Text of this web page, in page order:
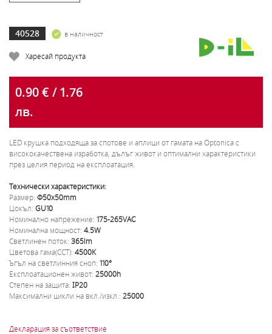
40528 в наличност
Харесай продукта
0.90 € / 1.76
лв.
LED крушка подходяща за спотове и аплици от гамата на Optonica с
висококачествена изработка, дълъг живот и оптимални характеристики
през целия период на експлоатация.
Технически характеристики:
Размер: Ф50x50mm
Цокъл: GU10
Номинално напрежение: 175-265VAC
Номинална мощност: 4.5W
Светлинен поток: 365lm
Цветова гама(CCT): 4500K
Ъгъл на светлинния сноп: 110°
Експлоатационен живот: 25000h
Степен на защита: IP20
Максимални цикли на вкл./изкл.: 25000
Декларация за съответствие